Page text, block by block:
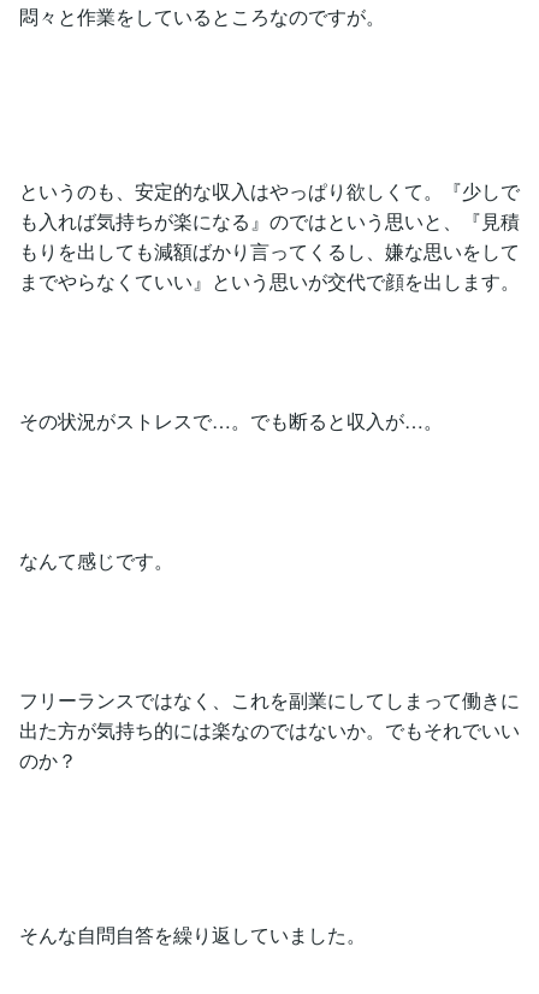
悶々と作業をしているところなのですが。
というのも、安定的な収入はやっぱり欲しくて。『少しで
も入れば気持ちが楽になる』のではという思いと、『見積
もりを出しても減額ばかり言ってくるし、嫌な思いをして
までやらなくていい』という思いが交代で顔を出します。
その状況がストレスで…。でも断ると収入が…。
なんて感じです。
フリーランスではなく、これを副業にしてしまって働きに
出た方が気持ち的には楽なのではないか。でもそれでいい
のか？
そんな自問自答を繰り返していました。